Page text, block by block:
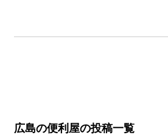
広島の便利屋の投稿一覧